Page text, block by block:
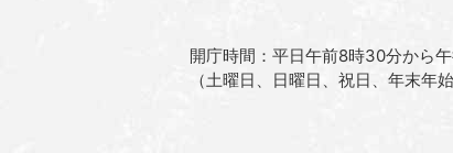
開庁時間：平日午前8時30分から
（土曜日、日曜日、祝日、年末年